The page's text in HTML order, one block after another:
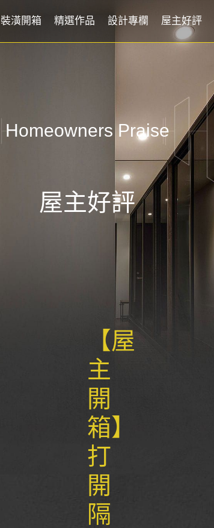
裝潢開箱 精選作品 設計專欄 屋主好評
Homeowners Praise
屋主好評
【屋
主
開
箱】
打
開
隔